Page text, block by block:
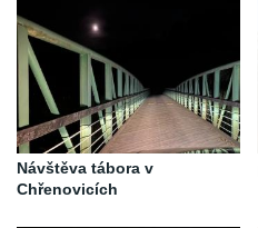
Návštěva tábora v
Chřenovicích